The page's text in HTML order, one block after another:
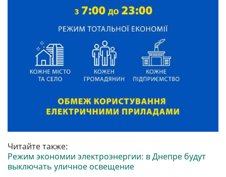
Читайте также:
Режим экономии электроэнергии: в Днепре будут
выключать уличное освещение